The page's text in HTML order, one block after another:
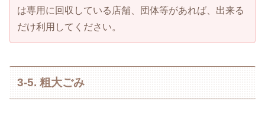
は専用に回収している店舗、団体等があれば、出来る
だけ利用してください。
3-5. 粗大ごみ